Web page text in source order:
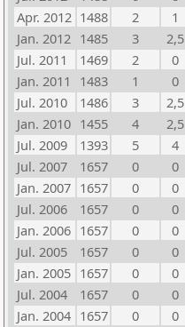
Apr. 2012 1488 2
1
Jan. 2012 1485 3
2,5
Jul. 2011
1469 2
0
Jan. 2011
1483 1
0
Jul. 2010
1486 3
2,5
Jan. 2010 1455 4
2,5
Jul. 2009
1393 5
4
Jul. 2007
1657 0
0
Jan. 2007 1657 0
0
Jul. 2006
1657 0
0
Jan. 2006 1657 0
0
Jul. 2005
1657 0
0
Jan. 2005 1657 0
0
Jul. 2004
1657 0
0
Jan. 2004 1657 0
0